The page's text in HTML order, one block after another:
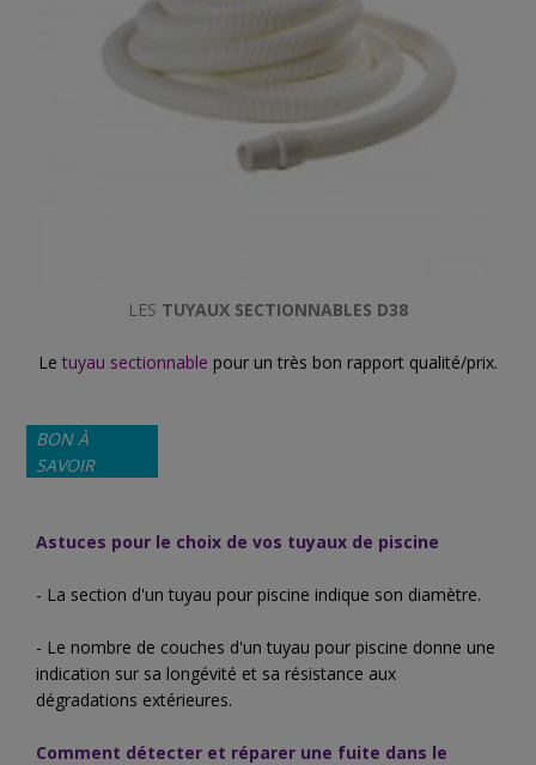
LES TUYAUX SECTIONNABLES D38
Le tuyau sectionnable pour un très bon rapport qualité/prix.
BON À
SAVOIR
Astuces pour le choix de vos tuyaux de piscine
- La section d'un tuyau pour piscine indique son diamètre.
- Le nombre de couches d'un tuyau pour piscine donne une
indication sur sa longévité et sa résistance aux
dégradations extérieures.
Comment détecter et réparer une fuite dans le